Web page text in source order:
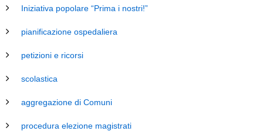
Iniziativa popolare “Prima i nostri!”
pianificazione ospedaliera
petizioni e ricorsi
scolastica
aggregazione di Comuni
procedura elezione magistrati